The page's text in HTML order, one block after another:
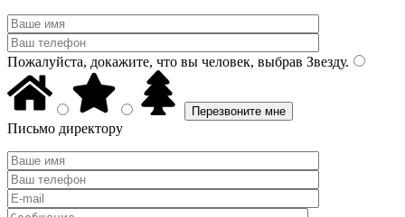
Пожалуйста, докажите, что вы человек, выбрав Звезду.
Письмо директору